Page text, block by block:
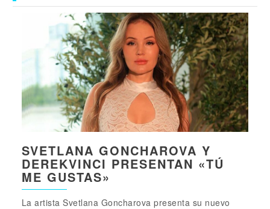
SVETLANA GONCHAROVA Y
DEREKVINCI PRESENTAN «TÚ
ME GUSTAS»
La artista Svetlana Goncharova presenta su nuevo